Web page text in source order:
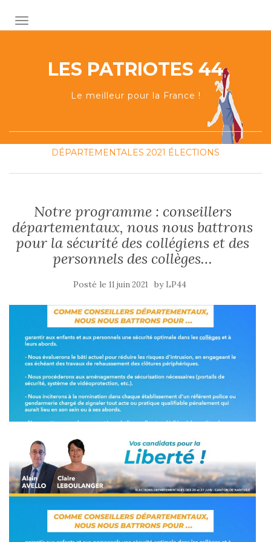
AFFICHER/MASQUER LA NAVIGATION
LES PATRIOTES 44
Le meilleur pour la France !
DÉPARTEMENTALES 2021 ÉLECTIONS
Notre programme : conseillers
départementaux, nous nous battrons
pour la sécurité des collégiens et des
personnels des collèges…
Posté le 11 juin 2021 by LP44